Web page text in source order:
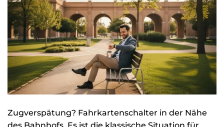
Zugverspätung? Fahrkartenschalter in der Nähe